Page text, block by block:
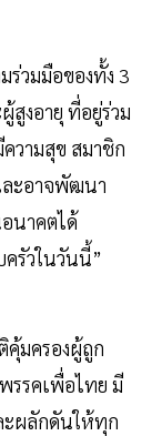
ร่วมมือของทั้ง 3
สูงอายุ ที่อยู่ร่วม
วามสุข สมาชิก
ละอาจพัฒนา
นาคตได้
ครัวในวันนี้”
มครองผู้ถูก
รรคเพื่อไทย มี
ะผลักดันให้ทุก